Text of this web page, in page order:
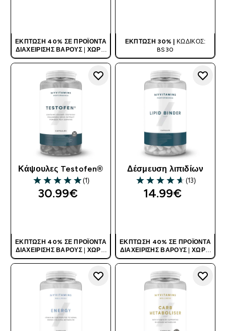
ΈΚΠΤΩΣΗ 40% ΣΕ ΠΡΟΪΌΝΤΑ
ΔΙΑΧΕΊΡΙΣΗΣ ΒΆΡΟΥΣ| ΧΩΡΊΣ
ΚΩΔΙΚΌ
ΈΚΠΤΩΣΗ 30% | ΚΩΔΙΚΌΣ:
BS30
Κάψουλες Testofen®
5 out of 5 stars
(1)
30.99€‎
ΈΚΠΤΩΣΗ 40% ΣΕ ΠΡΟΪΌΝΤΑ
ΔΙΑΧΕΊΡΙΣΗΣ ΒΆΡΟΥΣ| ΧΩΡΊΣ
ΚΩΔΙΚΌ
Δέσμευση λιπιδίων
4.62 out of 5 stars
(13)
14.99€‎
ΈΚΠΤΩΣΗ 40% ΣΕ ΠΡΟΪΌΝΤΑ
ΔΙΑΧΕΊΡΙΣΗΣ ΒΆΡΟΥΣ
ΧΩΡΊΣ
ΚΩΔΙΚΌ